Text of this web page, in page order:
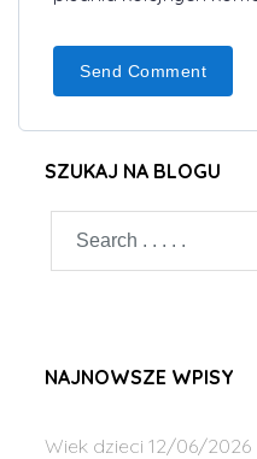
SZUKAJ NA BLOGU
NAJNOWSZE WPISY
Wiek dzieci 12/06/2026